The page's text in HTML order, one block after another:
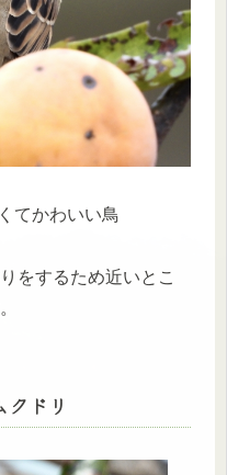
てかわいい鳥
をするため近いとこ
クドリ